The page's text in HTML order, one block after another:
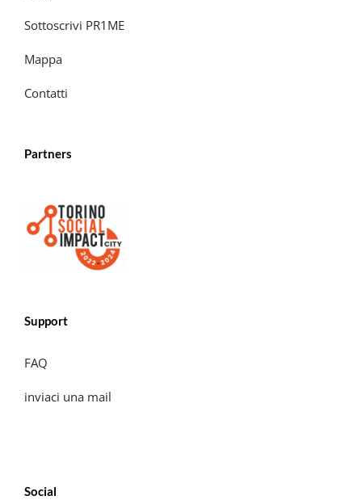
Sottoscrivi PR1ME
Mappa
Contatti
Partners
Support
FAQ
inviaci una mail
Social